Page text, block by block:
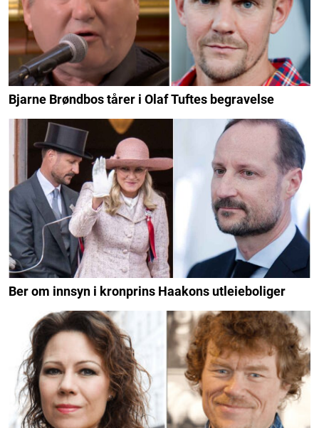
Bjarne Brøndbos tårer i Olaf Tuftes begravelse
Ber om innsyn i kronprins Haakons utleieboliger